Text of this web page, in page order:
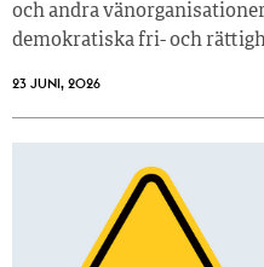
och andra
demokratiska fri- och
23 JUNI, 2026